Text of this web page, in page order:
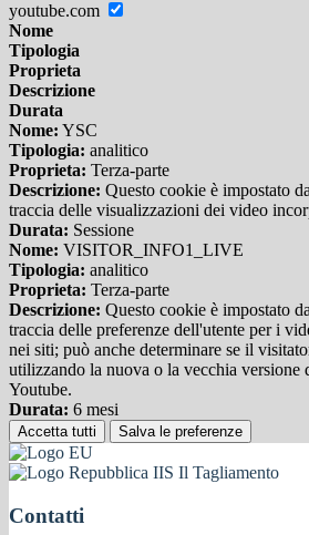
youtube.com
Nome
Tipologia
Proprieta
Descrizione
Durata
Nome: YSC
Tipologia: analitico
Proprieta: Terza-parte
Descrizione: Questo cookie è impostato
traccia delle visualizzazioni dei video
Durata: Sessione
Nome: VISITOR_INFO1_LIVE
Tipologia: analitico
Proprieta: Terza-parte
Descrizione: Questo cookie è impostato
traccia delle preferenze dell'utente per i
nei siti; può anche determinare se il
utilizzando la nuova o la vecchia versione
Youtube.
Durata: 6 mesi
Accetta tutti Salva le preferenze
IIS Il Tagliamento
Contatti